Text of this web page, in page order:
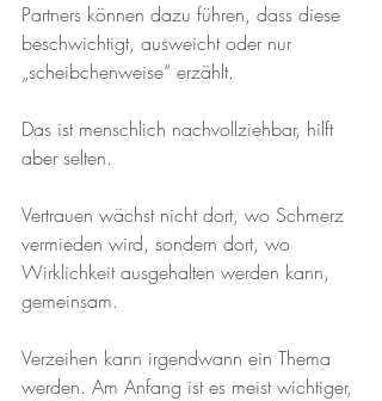
Partners können dazu führen, dass diese
beschwichtigt, ausweicht oder nur
„scheibchenweise“ erzählt.
Das ist menschlich nachvollziehbar, hilft
aber selten.
Vertrauen wächst nicht dort, wo Schmerz
vermieden wird, sondern dort, wo
Wirklichkeit ausgehalten werden kann,
gemeinsam.
Verzeihen kann irgendwann ein Thema
werden. Am Anfang ist es meist wichtiger,